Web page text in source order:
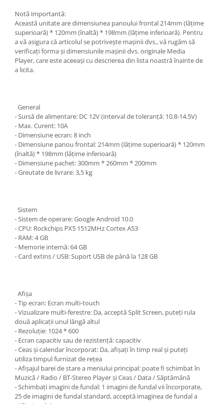
Notă importantă:
Această unitate are dimensiunea panoului frontal 214mm (lățime
superioară) * 120mm (înaltă) * 198mm (lățime inferioară). Pentru
a vă asigura că articolul se potrivește mașinii dvs., vă rugăm să
verificați forma și dimensiunile mașinii dvs. originale Media
Player, care este aceeași cu descrierea din lista noastră înainte de
a licita.
General
- Sursă de alimentare: DC 12V (interval de toleranță: 10.8-14.5V)
- Max. Curent: 10A
- Dimensiune ecran: 8 inch
- Dimensiune panou frontal: 214mm (lățime superioară) * 120mm
(înaltă) * 198mm (lățime inferioară)
- Dimensiune pachet: 300mm * 260mm * 200mm
- Greutate de livrare: 3,5 kg
Sistem
- Sistem de operare: Google Android 10.0
- CPU: Rockchips PX5 1512MHz Cortex A53
- RAM: 4 GB
- Memorie internă: 64 GB
- Card extins / USB: Suport USB de până la 128 GB
Afişa
- Tip ecran: Ecran multi-touch
- Vizualizare multi-ferestre: Da, acceptă Split Screen, puteți rula
două aplicații unul lângă altul
- Rezoluție: 1024 * 600
- Ecran capacitiv sau de rezistență: capacitiv
- Ceas și calendar încorporat: Da, afișați în timp real și puteți
utiliza timpul furnizat de rețea
- Afișajul barei de stare a meniului principal: poate fi schimbat în
Muzică / Radio / BT-Stereo Player și Ceas / Data / Săptămână
- Schimbați imagini de fundal: 1 imagini de fundal vii încorporate,
25 de imagini de fundal standard, acceptă imaginea de fundal a